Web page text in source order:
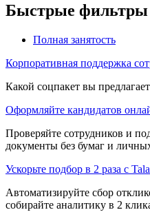
Быстрые фильтры
Полная занятость
Корпоративная поддержка
Какой соцпакет вы
Оформляйте кандидатов
Проверяйте сотрудников и
документы без бумаг и
Ускорьте подбор в 2 раза с
Автоматизируйте сбор
собирайте аналитику в 2